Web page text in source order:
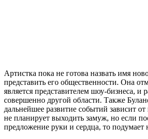
Артистка пока не готова назвать имя
представить его общественности. Она
является представителем шоу-бизнеса, и
совершенно другой области. Также
дальнейшее развитие событий зависит от
не планирует выходить замуж, но если
предложение руки и сердца, то подумает